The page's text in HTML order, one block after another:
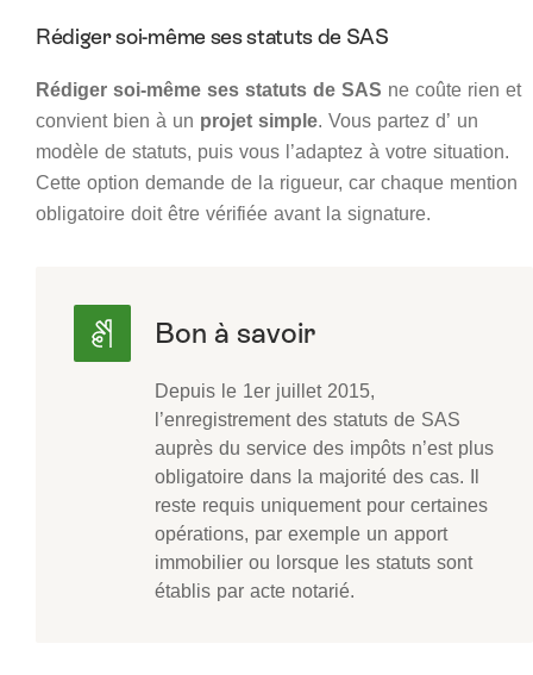
Rédiger soi-même ses statuts de SAS
Rédiger soi-même ses statuts de SAS ne coûte rien et
convient bien à un projet simple. Vous partez d’ un
modèle de statuts, puis vous l’adaptez à votre situation.
Cette option demande de la rigueur, car chaque mention
obligatoire doit être vérifiée avant la signature.
Depuis le 1er juillet 2015,
l’enregistrement des statuts de SAS
auprès du service des impôts n’est plus
obligatoire dans la majorité des cas. Il
reste requis uniquement pour certaines
opérations, par exemple un apport
immobilier ou lorsque les statuts sont
établis par acte notarié.